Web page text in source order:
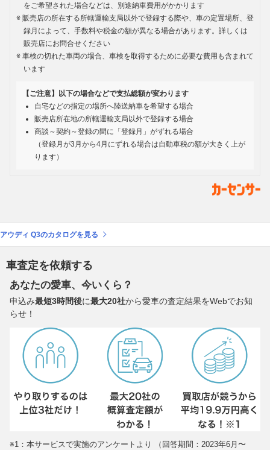
をご希望された場合などは、別途納車費用がかかります
販売店の所在する所轄運輸支局以外で登録する際や、車の定置場所、登
録月によって、手数料や税金の額が異なる場合があります。詳しくは
販売店にお問合せください
車検の切れた車両の場合、車検を取得するために必要な費用も含まれて
います
【ご注意】以下の場合などで支払総額が変わります
自宅などの指定の場所へ陸送納車を希望する場合
販売店所在地の所轄運輸支局以外で登録する場合
商談～契約～登録の間に「登録月」がずれる場合
（登録月が3月から4月にずれる場合は自動車税の額が大きく上が
ります）
アウディ Q3のカタログを見る
車査定を依頼する
あなたの愛車、今いくら？
申込み最短3時間後に最大20社から愛車の査定結果をWebでお知
らせ！
※1：本サービスで実施のアンケートより （回答期間：2023年6月〜